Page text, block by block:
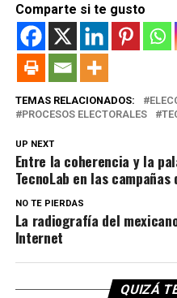
Comparte si te gusto
TEMAS RELACIONADOS:
PROCESOS ELECTORALES
UP NEXT
Entre la coherencia y la
TecnoLab en las
NO TE PIERDAS
La radiografía del
Internet
QUIZÁ